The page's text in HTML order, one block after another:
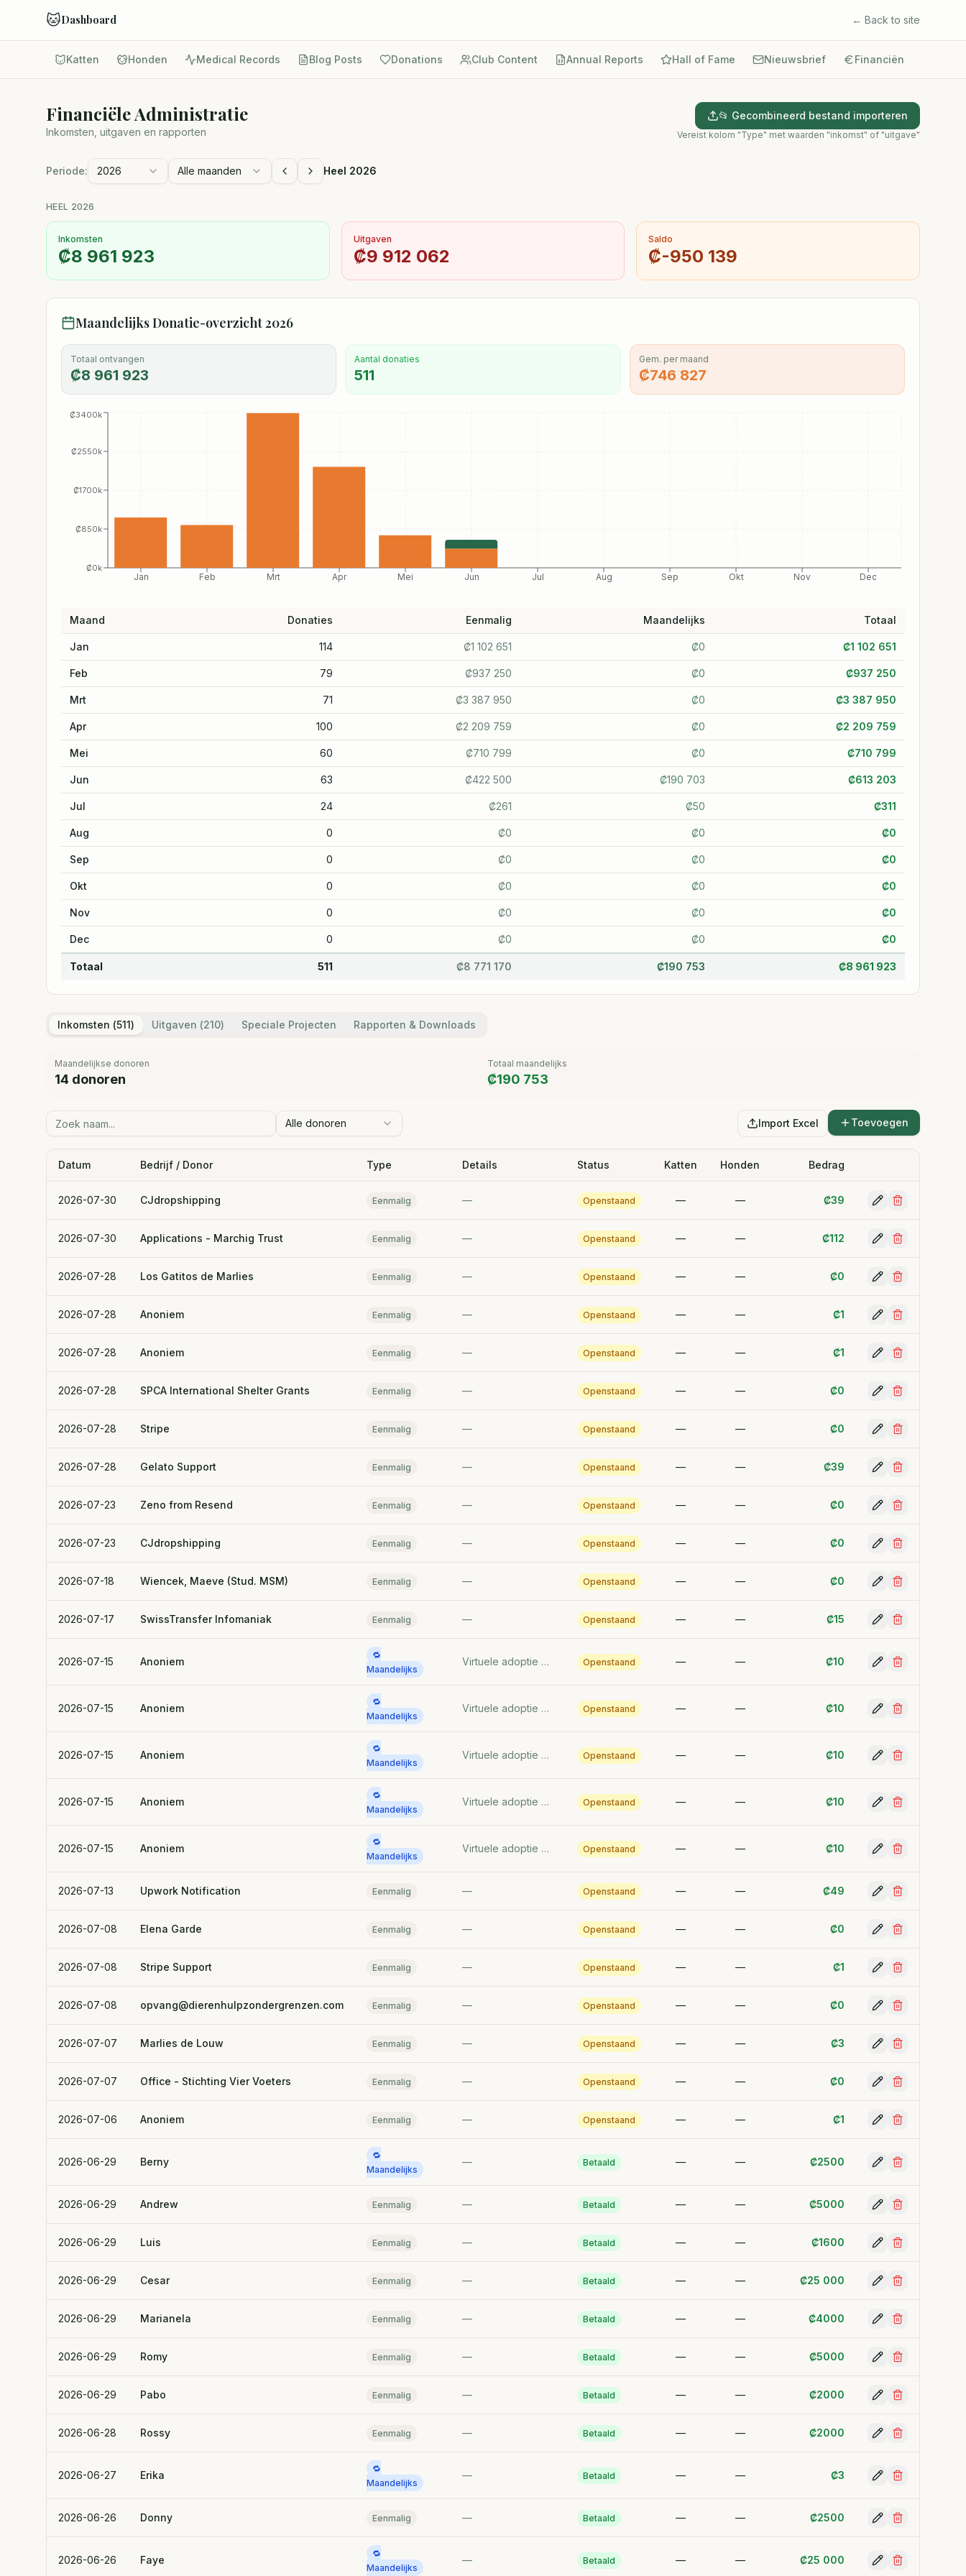
🐱Dashboard ← Back to site
Katten Honden Medical Records Blog Posts Donations Club Content Annual Reports Hall of Fame Nieuwsbrief Financiën
Financiële Administratie
Inkomsten, uitgaven en rapporten
📂 Gecombineerd bestand importeren
Vereist kolom "Type" met waarden "inkomst" of "uitgave"
Periode: 2026 Alle maanden Heel 2026
HEEL 2026
Inkomsten
₡8 961 923
Uitgaven
₡9 912 062
Saldo
₡-950 139
Maandelijks Donatie-overzicht2026
Totaal ontvangen
₡8 961 923
Aantal donaties
511
Gem. per maand
₡746 827
Jan Feb Mrt Apr Mei Jun Jul Aug Sep Okt Nov Dec
₡0k
₡850k
₡1700k
₡2550k
₡3400k
Maand Donaties Eenmalig Maandelijks Totaal
Jan 114 ₡1 102 651 ₡0 ₡1 102 651
Feb 79 ₡937 250 ₡0 ₡937 250
Mrt 71 ₡3 387 950 ₡0 ₡3 387 950
Apr 100 ₡2 209 759 ₡0 ₡2 209 759
Mei 60 ₡710 799 ₡0 ₡710 799
Jun 63 ₡422 500 ₡190 703 ₡613 203
Jul 24 ₡261 ₡50 ₡311
Aug 0 ₡0 ₡0 ₡0
Sep 0 ₡0 ₡0 ₡0
Okt 0 ₡0 ₡0 ₡0
Nov 0 ₡0 ₡0 ₡0
Dec 0 ₡0 ₡0 ₡0
Totaal 511 ₡8 771 170 ₡190 753 ₡8 961 923
Inkomsten (511) Uitgaven (210) Speciale Projecten Rapporten & Downloads
Maandelijkse donoren
14 donoren
Totaal maandelijks
₡190 753
Alle donoren Import Excel Toevoegen
Datum Bedrijf / Donor Type Details Status Katten Honden Bedrag
2026-07-30 CJdropshipping Eenmalig — Openstaand — — ₡39
2026-07-30 Applications - Marchig Trust Eenmalig — Openstaand — — ₡112
2026-07-28 Los Gatitos de Marlies Eenmalig — Openstaand — — ₡0
2026-07-28 Anoniem Eenmalig — Openstaand — — ₡1
2026-07-28 Anoniem Eenmalig — Openstaand — — ₡1
2026-07-28 SPCA International Shelter Grants Eenmalig — Openstaand — — ₡0
2026-07-28 Stripe Eenmalig — Openstaand — — ₡0
2026-07-28 Gelato Support Eenmalig — Openstaand — — ₡39
2026-07-23 Zeno from Resend Eenmalig — Openstaand — — ₡0
2026-07-23 CJdropshipping Eenmalig — Openstaand — — ₡0
2026-07-18 Wiencek, Maeve (Stud. MSM) Eenmalig — Openstaand — — ₡0
2026-07-17 SwissTransfer Infomaniak Eenmalig — Openstaand — — ₡15
2026-07-15 Anoniem
🔁
Maandelijks
Virtuele adoptie van Snotty 🐱 Openstaand — — ₡10
2026-07-15 Anoniem
🔁
Maandelijks
Virtuele adoptie van Flow 🐱 Openstaand — — ₡10
2026-07-15 Anoniem
🔁
Maandelijks
Virtuele adoptie van Snotty 🐱 Openstaand — — ₡10
2026-07-15 Anoniem
🔁
Maandelijks
Virtuele adoptie van Snotty 🐱 Openstaand — — ₡10
2026-07-15 Anoniem
🔁
Maandelijks
Virtuele adoptie van Gerta 🐱 Openstaand — — ₡10
2026-07-13 Upwork Notification Eenmalig — Openstaand — — ₡49
2026-07-08 Elena Garde Eenmalig — Openstaand — — ₡0
2026-07-08 Stripe Support Eenmalig — Openstaand — — ₡1
2026-07-08 opvang@dierenhulpzondergrenzen.com Eenmalig — Openstaand — — ₡0
2026-07-07 Marlies de Louw Eenmalig — Openstaand — — ₡3
2026-07-07 Office - Stichting Vier Voeters Eenmalig — Openstaand — — ₡0
2026-07-06 Anoniem Eenmalig — Openstaand — — ₡1
2026-06-29 Berny
🔁
Maandelijks
— Betaald — — ₡2500
2026-06-29 Andrew Eenmalig — Betaald — — ₡5000
2026-06-29 Luis Eenmalig — Betaald — — ₡1600
2026-06-29 Cesar Eenmalig — Betaald — — ₡25 000
2026-06-29 Marianela Eenmalig — Betaald — — ₡4000
2026-06-29 Romy Eenmalig — Betaald — — ₡5000
2026-06-29 Pabo Eenmalig — Betaald — — ₡2000
2026-06-28 Rossy Eenmalig — Betaald — — ₡2000
2026-06-27 Erika
🔁
Maandelijks
— Betaald — — ₡3
2026-06-26 Donny Eenmalig — Betaald — — ₡2500
2026-06-26 Faye
🔁
Maandelijks
— Betaald — — ₡25 000